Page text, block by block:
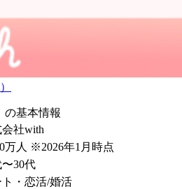
の基本情報
社with
万人 ※2026年1月時点
〜30代
ト・恋活/婚活